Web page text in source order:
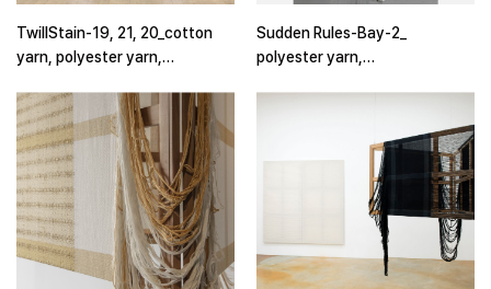
TwillStain-19, 21, 20_cotton
yarn, polyester yarn,
230x97cm_2018
Sudden Rules-Bay-2_
polyester yarn,